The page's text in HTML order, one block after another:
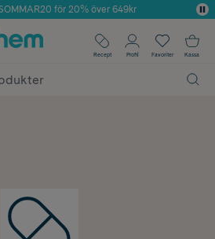
2025 inom Skönhet
för 20% över 649kr
✓ Fri frakt
på alla köp*
Recept Profil Favoriter Kassa